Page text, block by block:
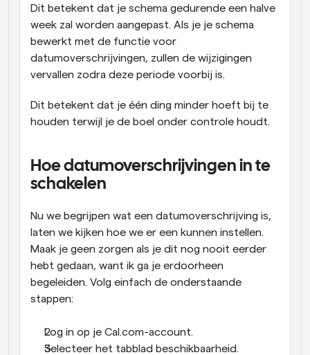
Dit betekent dat je schema gedurende een halve
week zal worden aangepast. Als je je schema
bewerkt met de functie voor
datumoverschrijvingen, zullen de wijzigingen
vervallen zodra deze periode voorbij is.
Dit betekent dat je één ding minder hoeft bij te
houden terwijl je de boel onder controle houdt.
Hoe datumoverschrijvingen in te
schakelen
Nu we begrijpen wat een datumoverschrijving is,
laten we kijken hoe we er een kunnen instellen.
Maak je geen zorgen als je dit nog nooit eerder
hebt gedaan, want ik ga je erdoorheen
begeleiden. Volg einfach de onderstaande
stappen:
Log in op je Cal.com-account.
Selecteer het tabblad beschikbaarheid.